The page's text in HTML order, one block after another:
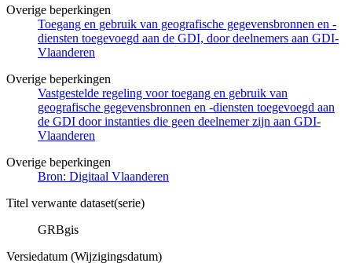
Overige beperkingen
Toegang en gebruik van geografische gegevensbronnen en -
diensten toegevoegd aan de GDI, door deelnemers aan GDI-
Vlaanderen
Overige beperkingen
Vastgestelde regeling voor toegang en gebruik van
geografische gegevensbronnen en -diensten toegevoegd aan
de GDI door instanties die geen deelnemer zijn aan GDI-
Vlaanderen
Overige beperkingen
Bron: Digitaal Vlaanderen
Titel verwante dataset(serie)
GRBgis
Versiedatum (Wijzigingsdatum)